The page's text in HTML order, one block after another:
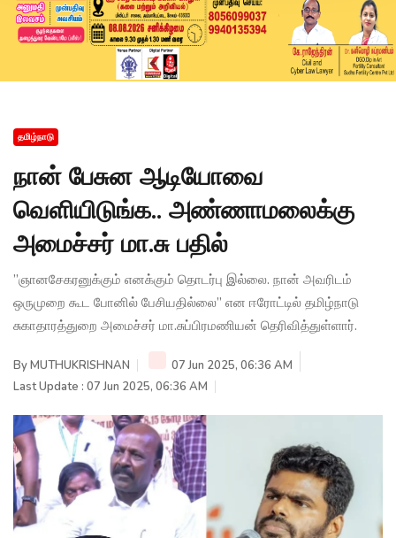
தமிழ்நாடு
நான் பேசுன ஆடியோவை
வெளியிடுங்க.. அண்ணாமலைக்கு
அமைச்சர் மா.சு பதில்
”ஞானசேகரனுக்கும் எனக்கும் தொடர்பு இல்லை. நான் அவரிடம்
ஒருமுறை கூட போனில் பேசியதில்லை” என ஈரோட்டில் தமிழ்நாடு
சுகாதாரத்துறை அமைச்சர் மா.சுப்பிரமணியன் தெரிவித்துள்ளார்.
ByMUTHUKRISHNAN
07 Jun 2025, 06:36 AM
Last Update : 07 Jun 2025, 06:36 AM